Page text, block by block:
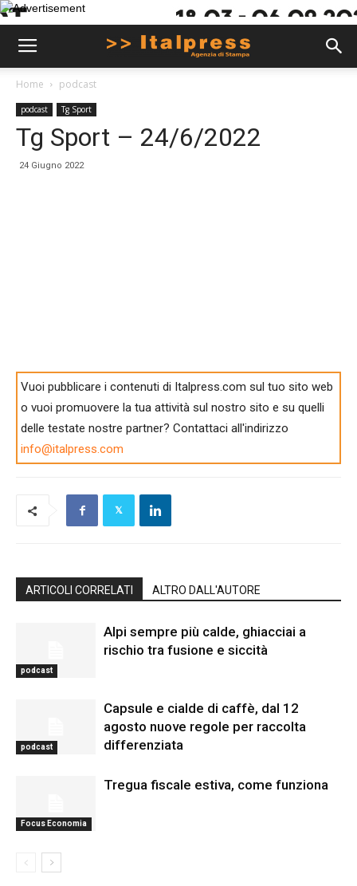
Home podcast
podcast Tg Sport
Tg Sport – 24/6/2022
24 Giugno 2022
Vuoi pubblicare i contenuti di Italpress.com sul tuo sito web
o vuoi promuovere la tua attività sul nostro sito e su quelli
delle testate nostre partner? Contattaci all'indirizzo
info@italpress.com
ARTICOLI CORRELATI ALTRO DALL'AUTORE
podcast
Alpi sempre più calde, ghiacciai a
rischio tra fusione e siccità
podcast
Capsule e cialde di caffè, dal 12
agosto nuove regole per raccolta
differenziata
Focus Economia
Tregua fiscale estiva, come funziona